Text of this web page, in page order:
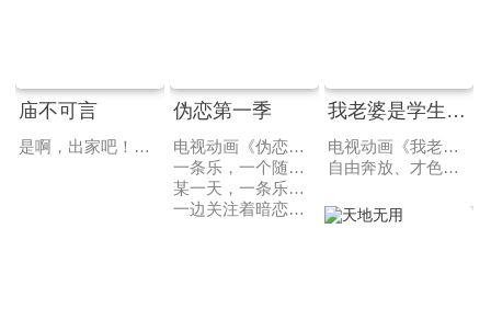
庙不可言
是啊，出家吧！厌恶以女巫家系而闻名的赤神家，以学习和打工为生的赤神明光，某天偶然遇到的少女苍叶结月，一见钟情。从那以后，彻底被烦恼的波浪吞噬的明光，为了抗拒自己的血，为了斯多葛而进入寺院，原来那里竟然是一座满是美女的修道院！与可爱的三姐妹&W居候美女一起的青春寺爱情米，开幕！
伪恋第一季
电视动画《伪恋》改编自日本漫画家古味直志原作的同名漫画。在漫画杂志《周刊少年Jump》2013年27号（6月3日发售）上正式宣布电视动画化。
一条乐，一个随处可见的普通高中生，同时也是黑道集团“集英组”的小少爷。10年前，他和关系很好的某个女孩子做了一个约定，“下次见面的时候，我们就结婚吧”，分别时女孩送他的一条项链，10年来他一直都寸不离身地佩戴着。
某一天，一条乐的班级里来了一位美少女转学生·桐崎千棘。从最初的相遇开始，一条乐和桐崎千棘就异常的合不来，不论什么事最后都会发展成吵架。但就是这样的两人，因为某件事情开始假扮成恋人关系。
一边关注着暗恋的同班同学·小野寺小咲，一边继续着和桐崎千棘假扮恋人关系的一条乐。在这“伪恋物语”的前方，究竟会有怎样的结局呢？
我老婆是学生会长 第二季
电视动画《我老婆是学生会长！》改编自日本漫画家中田由美原作的同名漫画。
自由奔放、才色兼备的美少女·若菜羽衣在学生会长选举中把恋爱的自由化作为公约后，杰出当选。成为新设校的星风高等学校的最初的学生会长。在那样的一天，羽衣来到了因大差距而输了选举，成为了副学生会长的和泉隼斗的身边，并倒贴成了老婆…。